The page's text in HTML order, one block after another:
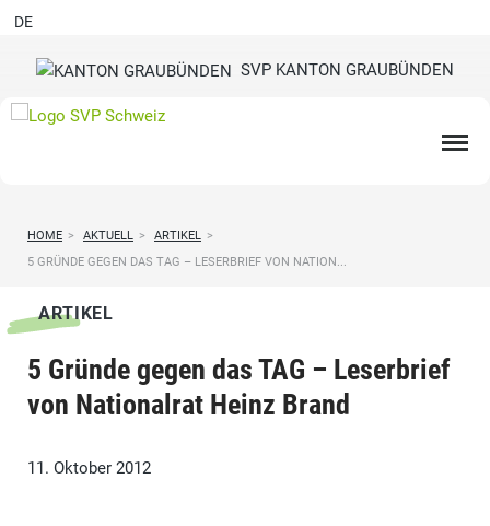
SVP KANTON GRAUBÜNDEN
DE
HOME > AKTUELL > ARTIKEL >
5 GRÜNDE GEGEN DAS TAG – LESERBRIEF VON NATION...
ARTIKEL
5 Gründe gegen das TAG – Leserbrief
von Nationalrat Heinz Brand
11. Oktober 2012